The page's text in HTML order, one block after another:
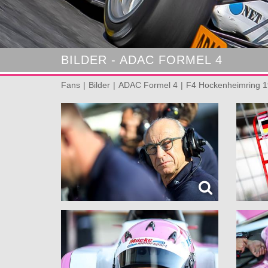
BILDER - ADAC FORMEL 4
Fans Bilder ADAC Formel 4 F4 Hockenheimring